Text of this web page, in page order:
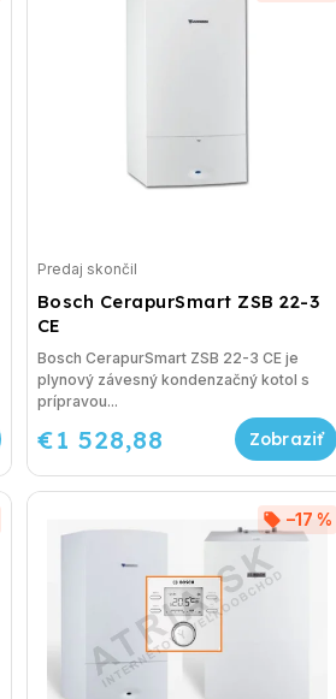
Bosch CerapurSmart ZSB 22-3
CE
Predaj skončil
€1 528,88
Bosch CerapurSmart ZSB 22-3 CE je
plynový závesný kondenzačný kotol s
prípravou...
–17 %